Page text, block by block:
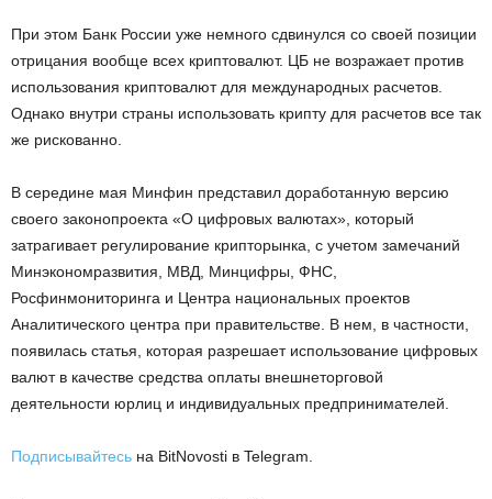
При этом Банк России уже немного сдвинулся со своей позиции
отрицания вообще всех криптовалют. ЦБ не возражает против
использования криптовалют для международных расчетов.
Однако внутри страны использовать крипту для расчетов все так
же рискованно.
В середине мая Минфин представил доработанную версию
своего законопроекта «О цифровых валютах», который
затрагивает регулирование крипторынка, с учетом замечаний
Минэкономразвития, МВД, Минцифры, ФНС,
Росфинмониторинга и Центра национальных проектов
Аналитического центра при правительстве. В нем, в частности,
появилась статья, которая разрешает использование цифровых
валют в качестве средства оплаты внешнеторговой
деятельности юрлиц и индивидуальных предпринимателей.
Подписывайтесь на BitNovosti в Telegram.